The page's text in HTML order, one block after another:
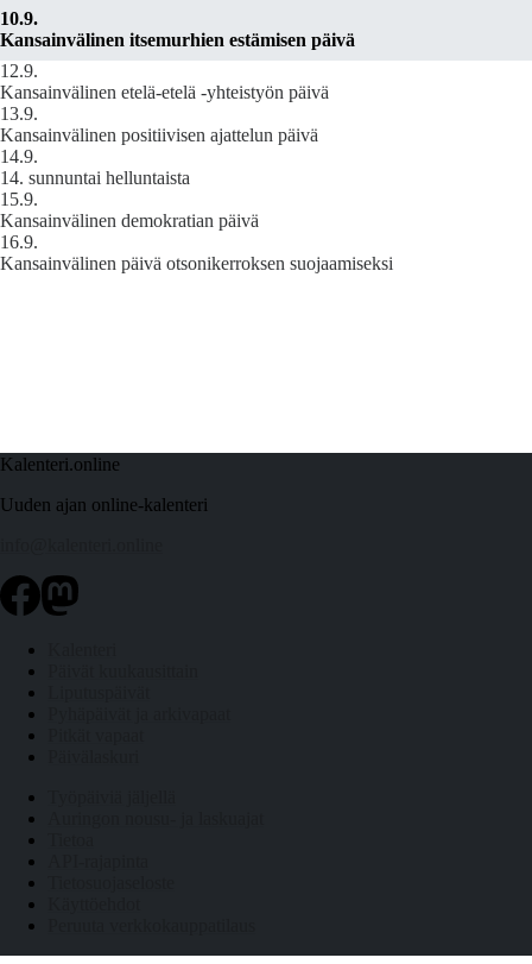
10.9.
Kansainvälinen itsemurhien estämisen päivä
12.9.
Kansainvälinen etelä-etelä -yhteistyön päivä
13.9.
Kansainvälinen positiivisen ajattelun päivä
14.9.
14. sunnuntai helluntaista
15.9.
Kansainvälinen demokratian päivä
16.9.
Kansainvälinen päivä otsonikerroksen suojaamiseksi
Kalenteri.online
Uuden ajan online-kalenteri